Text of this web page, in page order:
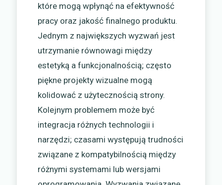
które mogą wpłynąć na efektywność
pracy oraz jakość finalnego produktu.
Jednym z największych wyzwań jest
utrzymanie równowagi między
estetyką a funkcjonalnością; często
piękne projekty wizualne mogą
kolidować z użytecznością strony.
Kolejnym problemem może być
integracja różnych technologii i
narzędzi; czasami występują trudności
związane z kompatybilnością między
różnymi systemami lub wersjami